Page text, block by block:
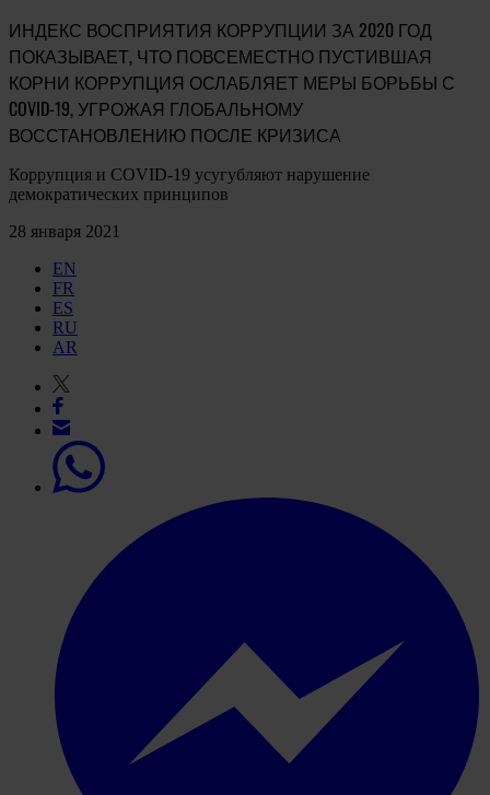
ИНДЕКС ВОСПРИЯТИЯ КОРРУПЦИИ ЗА 2020 ГОД
ПОКАЗЫВАЕТ, ЧТО ПОВСЕМЕСТНО ПУСТИВШАЯ
КОРНИ КОРРУПЦИЯ ОСЛАБЛЯЕТ МЕРЫ БОРЬБЫ С
COVID-19, УГРОЖАЯ ГЛОБАЛЬНОМУ
ВОССТАНОВЛЕНИЮ ПОСЛЕ КРИЗИСА
Коррупция и COVID-19 усугубляют нарушение
демократических принципов
28 января 2021
EN
FR
ES
RU
AR